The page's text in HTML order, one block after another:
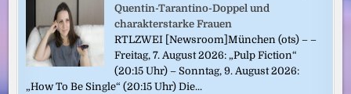
Quentin-Tarantino-Doppel und
charakterstarke Frauen
RTLZWEI [Newsroom]München (ots) – –
Freitag, 7. August 2026: „Pulp Fiction“
(20:15 Uhr) – Sonntag, 9. August 2026:
„How To Be Single“ (20:15 Uhr) Die...